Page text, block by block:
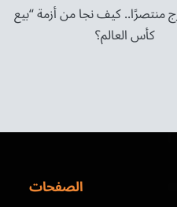
منتصرًا.. كيف نجا من أزمة “بيع
كأس العالم؟
الصفحات